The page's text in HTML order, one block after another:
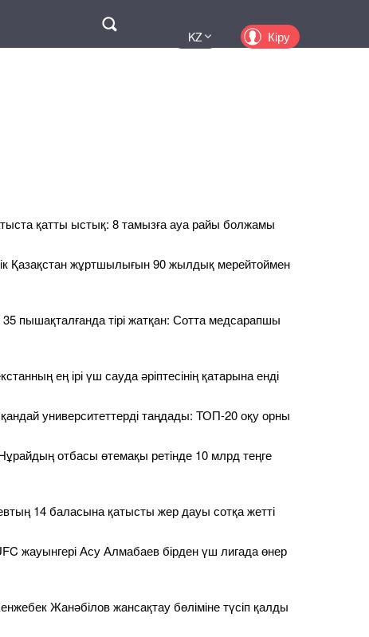
KZ Кіру
қатты ыстық: 8 тамызға ауа райы болжамы
Қазақстан жұртшылығын 90 жылдық мерейтоймен
пышақталғанда тірі жатқан: Сотта медсарапшы
ең ірі үш сауда әріптесінің қатарына енді
қандай университеттерді таңдады: ТОП-20 оқу орны
отбасы өтемақы ретінде 10 млрд теңге
14 баласына қатысты жер дауы сотқа жетті
жауынгері Асу Алмабаев бірден үш лигада өнер
Жанәбілов жансақтау бөліміне түсіп қалды